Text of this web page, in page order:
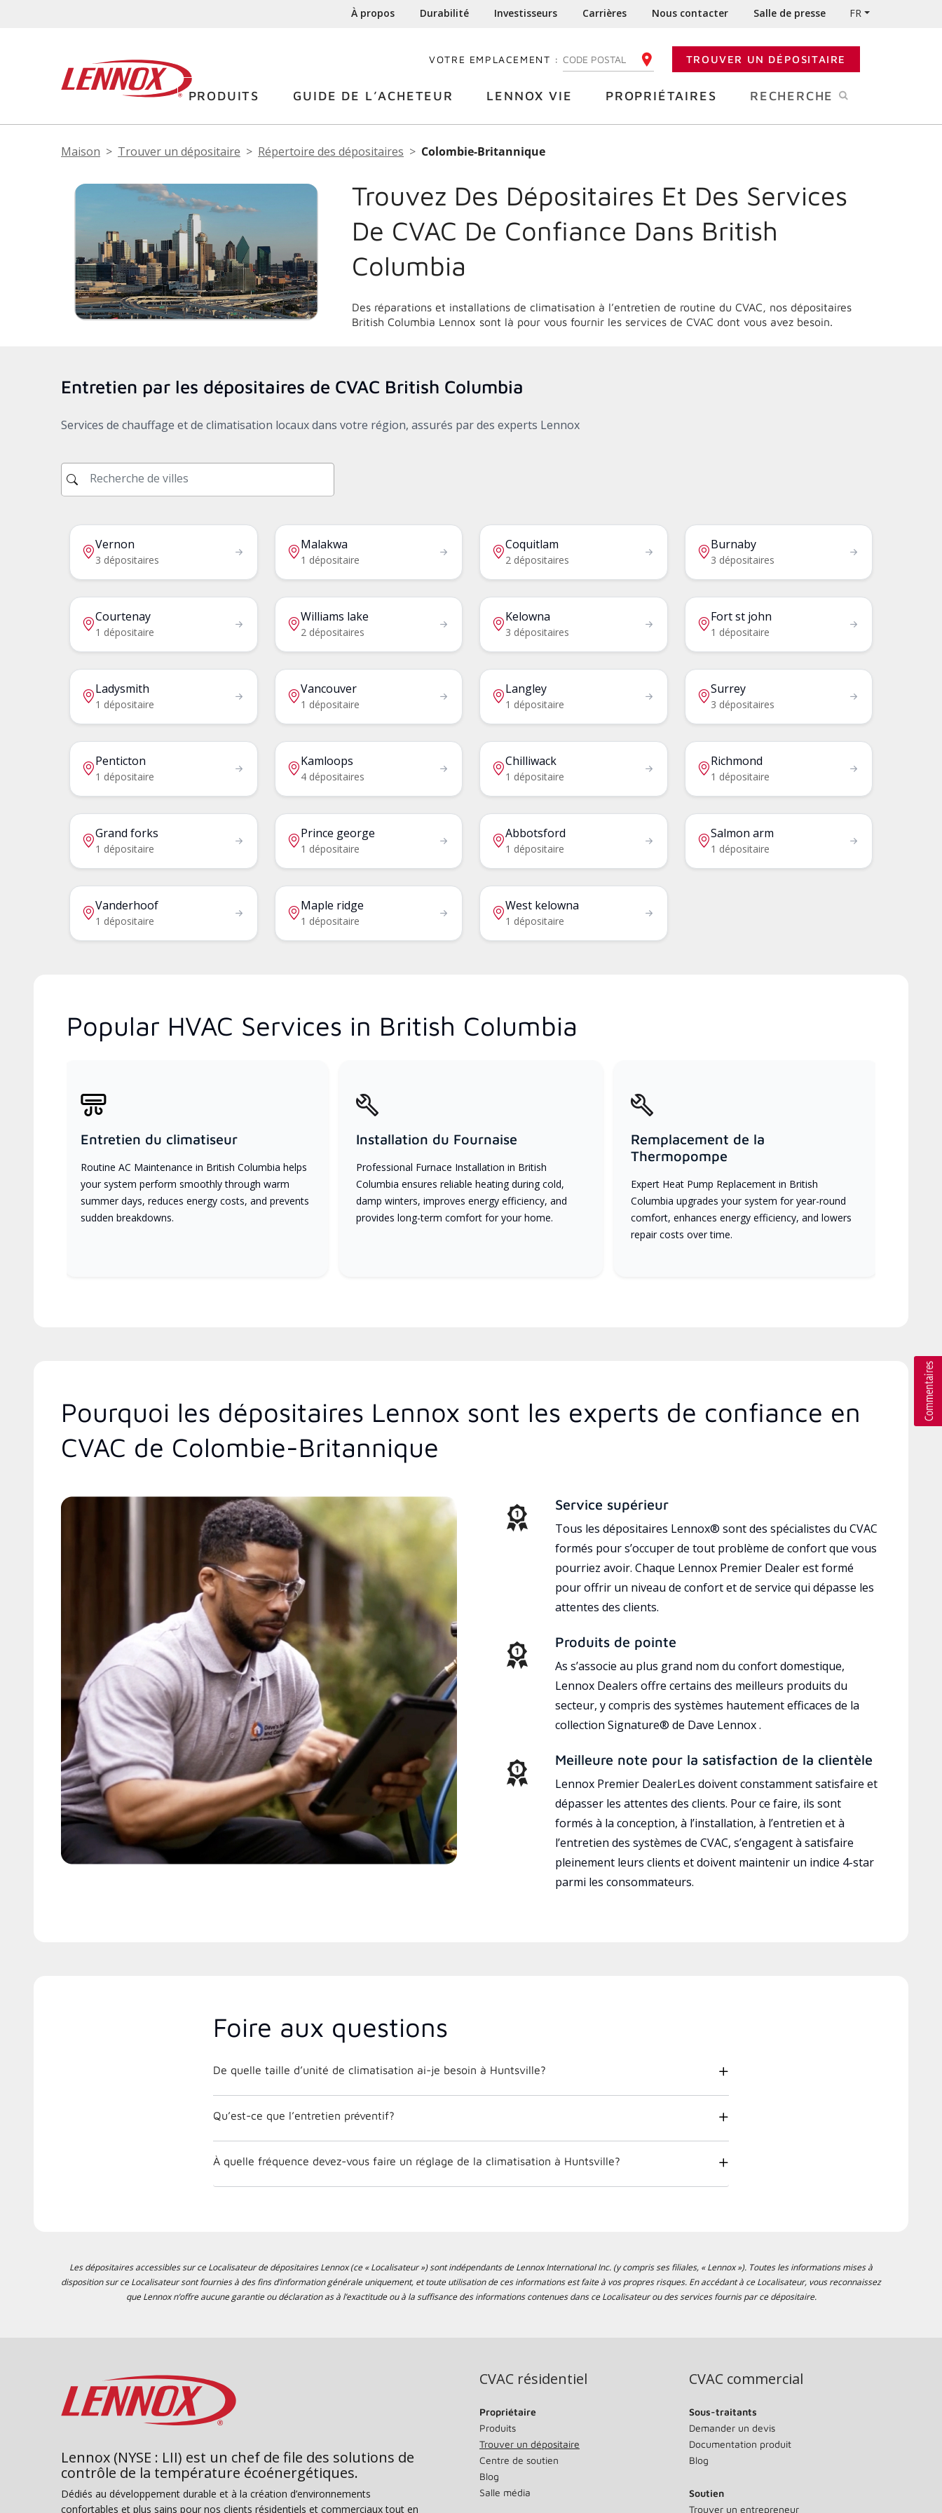
À propos Durabilité Investisseurs Carrières Nous contacter Salle de presse FR
VOTRE EMPLACEMENT : ENTREZ VOTRE CODE POSTALTROUVER UN DÉPOSITAIRE
PRODUITS GUIDE DE L’ACHETEUR LENNOX VIE PROPRIÉTAIRES RECHERCHE
Maison Trouver un dépositaire Répertoire des dépositaires Colombie-Britannique
Trouvez Des Dépositaires Et Des Services
De CVAC De Confiance Dans British
Columbia
Des réparations et installations de climatisation à l’entretien de routine du CVAC, nos dépositaires
British Columbia Lennox sont là pour vous fournir les services de CVAC dont vous avez besoin.
Entretien par les dépositaires de CVAC British Columbia
Services de chauffage et de climatisation locaux dans votre région, assurés par des experts Lennox
Vernon
3 dépositaires
Malakwa
1 dépositaire
Coquitlam
2 dépositaires
Burnaby
3 dépositaires
Courtenay
1 dépositaire
Williams lake
2 dépositaires
Kelowna
3 dépositaires
Fort st john
1 dépositaire
Ladysmith
1 dépositaire
Vancouver
1 dépositaire
Langley
1 dépositaire
Surrey
3 dépositaires
Penticton
1 dépositaire
Kamloops
4 dépositaires
Chilliwack
1 dépositaire
Richmond
1 dépositaire
Grand forks
1 dépositaire
Prince george
1 dépositaire
Abbotsford
1 dépositaire
Salmon arm
1 dépositaire
Vanderhoof
1 dépositaire
Maple ridge
1 dépositaire
West kelowna
1 dépositaire
Popular HVAC Services in British Columbia
Entretien du climatiseur
Routine AC Maintenance in British Columbia helps
your system perform smoothly through warm
summer days, reduces energy costs, and prevents
sudden breakdowns.
Installation du Fournaise
Professional Furnace Installation in British
Columbia ensures reliable heating during cold,
damp winters, improves energy efficiency, and
provides long-term comfort for your home.
Remplacement de la
Thermopompe
Expert Heat Pump Replacement in British
Columbia upgrades your system for year-round
comfort, enhances energy efficiency, and lowers
repair costs over time.
Pourquoi les dépositaires Lennox sont les experts de confiance en
CVAC de Colombie-Britannique
Service supérieur
Tous les dépositaires Lennox® sont des spécialistes du CVAC
formés pour s’occuper de tout problème de confort que vous
pourriez avoir. Chaque Lennox Premier Dealer est formé
pour offrir un niveau de confort et de service qui dépasse les
attentes des clients.
Produits de pointe
As s’associe au plus grand nom du confort domestique,
Lennox Dealers offre certains des meilleurs produits du
secteur, y compris des systèmes hautement efficaces de la
collection Signature® de Dave Lennox .
Meilleure note pour la satisfaction de la clientèle
Lennox Premier DealerLes doivent constamment satisfaire et
dépasser les attentes des clients. Pour ce faire, ils sont
formés à la conception, à l’installation, à l’entretien et à
l’entretien des systèmes de CVAC, s’engagent à satisfaire
pleinement leurs clients et doivent maintenir un indice 4-star
parmi les consommateurs.
Foire aux questions
De quelle taille d’unité de climatisation ai-je besoin à Huntsville?
Qu’est-ce que l’entretien préventif?
À quelle fréquence devez-vous faire un réglage de la climatisation à Huntsville?
Les dépositaires accessibles sur ce Localisateur de dépositaires Lennox (ce « Localisateur ») sont indépendants de Lennox International Inc. (y compris ses filiales, « Lennox »). Toutes les informations mises à
disposition sur ce Localisateur sont fournies à des fins d’information générale uniquement, et toute utilisation de ces informations est faite à vos propres risques. En accédant à ce Localisateur, vous reconnaissez
que Lennox n’offre aucune garantie ou déclaration as à l’exactitude ou à la suffisance des informations contenues dans ce Localisateur ou des services fournis par ce dépositaire.
Lennox (NYSE : LII) est un chef de file des solutions de
contrôle de la température écoénergétiques.
Dédiés au développement durable et à la création d’environnements
confortables et plus sains pour nos clients résidentiels et commerciaux tout en
CVAC résidentiel
Propriétaire
Produits
Trouver un dépositaire
Centre de soutien
Blog
Salle média
CVAC commercial
Sous-traitants
Demander un devis
Documentation produit
Blog
Soutien
Trouver un entrepreneur